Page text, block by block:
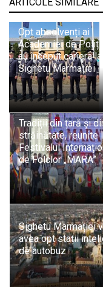
Opt absolvenți ai
Academiei de
au început cariera la
Sighetu Marmației
Tradiții din țară și
străinătate, reunite
Festivalul
de Folclor „MARA”
Sighetu Marmației
avea opt stații
de autobuz